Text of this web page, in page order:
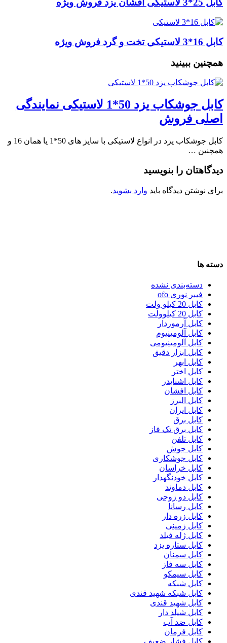
کابل 16*3 لاستیکی تخت و گرد فروش ویژه
همچنین ببینید
کابل جوشکاب یزد 50*1 لاستیکی نمایندگی
اصلی فروش
کابل جوشکاب یزد در انواع لاستیکی با سایز های 50*1 یا همان 16 و
همچنین …
دیدگاهتان را بنویسید
برای نوشتن دیدگاه باید وارد بشوید.
دسته ها
دسته‌بندی نشده
فیبر نوری ofo
کابل 20 کیلو ولت
کابل 20 کیلوولت
کابل آرموردار
کابل آلومینیوم
کابل آلومینیومی
کابل ابزار دقیق
کابل ابهر
کابل اختر
کابل اشنایدر
کابل افشان
کابل البرز
کابل ایران
کابل برق
کابل برق تک فاز
کابل تلفن
کابل جوش
کابل جوشکاری
کابل خراسان
کابل خودنگهدار
کابل دماوند
کابل دو زوجی
کابل رسانا
کابل زره دار
کابل زمینی
کابل ژله فیلد
کابل ستاره یزد
کابل سمنان
کابل سه فاز
کابل سیمکو
کابل شبکه
کابل شبکه شهید قندی
کابل شهید قندی
کابل شیلد دار
کابل ضد آب
کابل فرمان